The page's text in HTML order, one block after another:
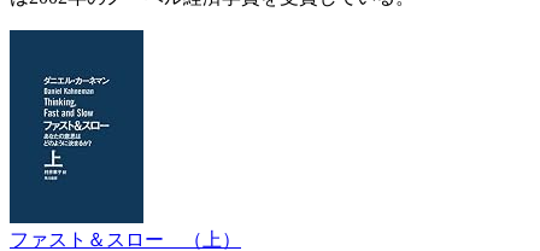
ファスト＆スロー （上）